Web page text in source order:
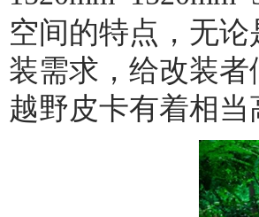
空间的特点，无
装需求，给改装
越野皮卡有着相